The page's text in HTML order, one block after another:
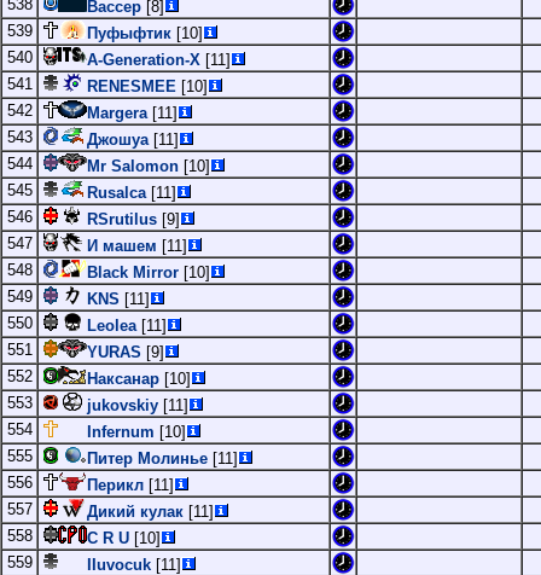
538 Вассер [8]
539
Пуфыфтик [10]
540
A-Generation-X [11]
541
RENESMEE [10]
542
Margera[11]
543
Джошуа[11]
544
Mr Salomon [10]
545
Rusalca[11]
546
RSrutilus [9]
547
И машем [11]
548
Black Mirror [10]
549
KNS [11]
550
Leolea[11]
551
YURAS [9]
552
Наксанар [10]
553
jukovskiy [11]
554
Infernum [10]
555
Питер Молинье [11]
556
Перикл [11]
557
Дикий кулак [11]
558
C R U [10]
559
IIuvocuk [11]